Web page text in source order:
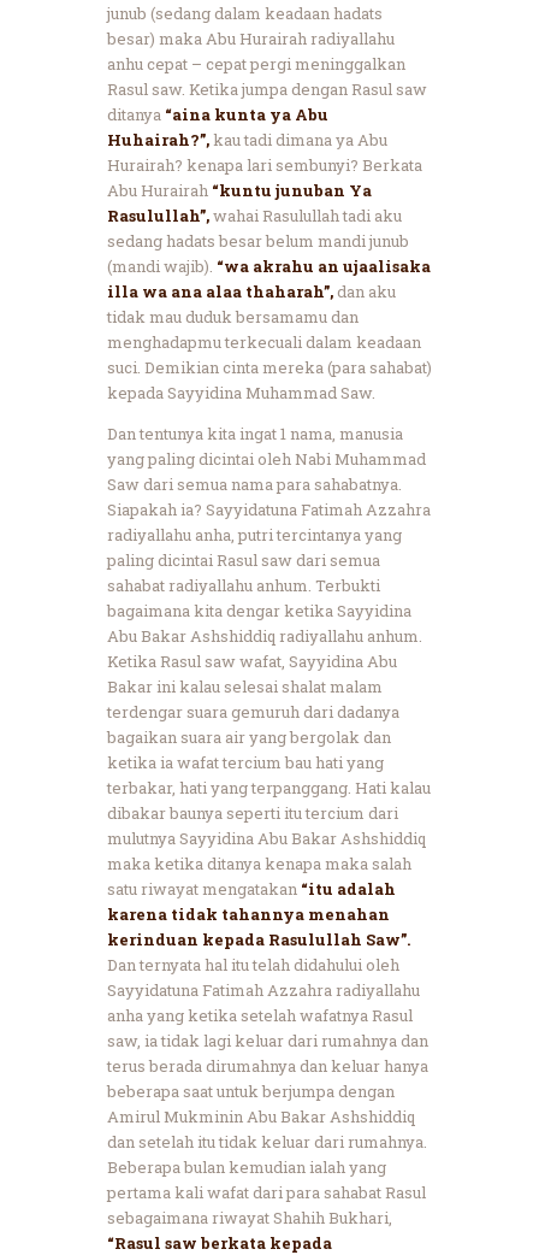
junub (sedang dalam keadaan hadats
besar) maka Abu Hurairah radiyallahu
anhu cepat – cepat pergi meninggalkan
Rasul saw. Ketika jumpa dengan Rasul saw
ditanya “aina kunta ya Abu
Huhairah?”,kau tadi dimana ya Abu
Hurairah? kenapa lari sembunyi? Berkata
Abu Hurairah “kuntu junuban Ya
Rasulullah”,wahai Rasulullah tadi aku
sedang hadats besar belum mandi junub
(mandi wajib). “wa akrahu an ujaalisaka
illa wa ana alaa thaharah”,dan aku
tidak mau duduk bersamamu dan
menghadapmu terkecuali dalam keadaan
suci. Demikian cinta mereka (para sahabat)
kepada Sayyidina Muhammad Saw.
Dan tentunya kita ingat 1 nama, manusia
yang paling dicintai oleh Nabi Muhammad
Saw dari semua nama para sahabatnya.
Siapakah ia? Sayyidatuna Fatimah Azzahra
radiyallahu anha, putri tercintanya yang
paling dicintai Rasul saw dari semua
sahabat radiyallahu anhum. Terbukti
bagaimana kita dengar ketika Sayyidina
Abu Bakar Ashshiddiq radiyallahu anhum.
Ketika Rasul saw wafat, Sayyidina Abu
Bakar ini kalau selesai shalat malam
terdengar suara gemuruh dari dadanya
bagaikan suara air yang bergolak dan
ketika ia wafat tercium bau hati yang
terbakar, hati yang terpanggang. Hati kalau
dibakar baunya seperti itu tercium dari
mulutnya Sayyidina Abu Bakar Ashshiddiq
maka ketika ditanya kenapa maka salah
satu riwayat mengatakan “itu adalah
karena tidak tahannya menahan
kerinduan kepada Rasulullah Saw”.
Dan ternyata hal itu telah didahului oleh
Sayyidatuna Fatimah Azzahra radiyallahu
anha yang ketika setelah wafatnya Rasul
saw, ia tidak lagi keluar dari rumahnya dan
terus berada dirumahnya dan keluar hanya
beberapa saat untuk berjumpa dengan
Amirul Mukminin Abu Bakar Ashshiddiq
dan setelah itu tidak keluar dari rumahnya.
Beberapa bulan kemudian ialah yang
pertama kali wafat dari para sahabat Rasul
sebagaimana riwayat Shahih Bukhari,
“Rasul saw berkata kepada